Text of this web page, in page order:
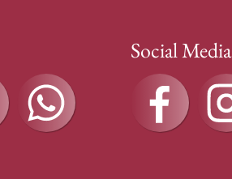
Social Media